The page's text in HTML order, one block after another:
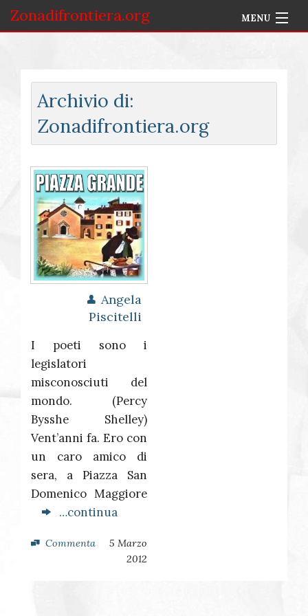
Zonadifrontiera.org MENU
Selezione per Autore
Accedi
Archivio di:
Zonadifrontiera.org
Angela
Piscitelli
I poeti sono i
legislatori
misconosciuti del
mondo. (Percy
Bysshe Shelley)
Vent’anni fa. Ero con
un caro amico di
sera, a Piazza San
Domenico Maggiore
…continua
Commenta
5 Marzo
2012